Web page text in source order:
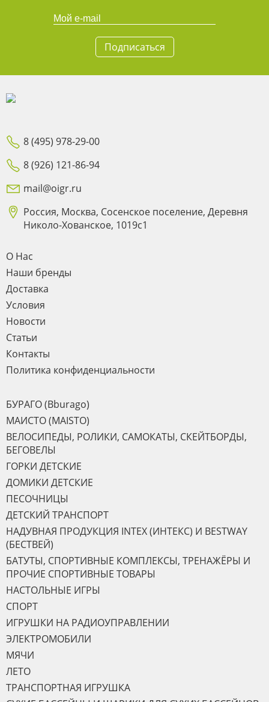
Подписаться
8 (495) 978-29-00
8 (926) 121-86-94
mail@oigr.ru
Россия, Москва, Сосенское поселение, Деревня
Николо-Хованское, 1019с1
О Нас
Наши бренды
Доставка
Условия
Новости
Статьи
Контакты
Политика конфиденциальности
БУРАГО (Bburago)
МАИСТО (MAISTO)
ВЕЛОСИПЕДЫ, РОЛИКИ, САМОКАТЫ, СКЕЙТБОРДЫ,
БЕГОВЕЛЫ
ГОРКИ ДЕТСКИЕ
ДОМИКИ ДЕТСКИЕ
ПЕСОЧНИЦЫ
ДЕТСКИЙ ТРАНСПОРТ
НАДУВНАЯ ПРОДУКЦИЯ INTEX (ИНТЕКС) И BESTWAY
(БЕСТВЕЙ)
БАТУТЫ, СПОРТИВНЫЕ КОМПЛЕКСЫ, ТРЕНАЖЁРЫ И
ПРОЧИЕ СПОРТИВНЫЕ ТОВАРЫ
НАСТОЛЬНЫЕ ИГРЫ
СПОРТ
ИГРУШКИ НА РАДИОУПРАВЛЕНИИ
ЭЛЕКТРОМОБИЛИ
МЯЧИ
ЛЕТО
ТРАНСПОРТНАЯ ИГРУШКА